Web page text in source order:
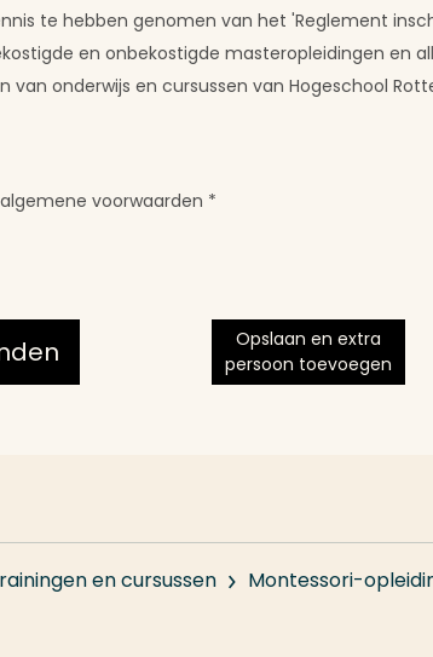
te hebben genomen van het 'Reglement
en onbekostigde masteropleidingen en
van onderwijs en cursussen van Hogeschool
voorwaarden *
Opslaan en extra
persoon toevoegen
en cursussen Montessori-